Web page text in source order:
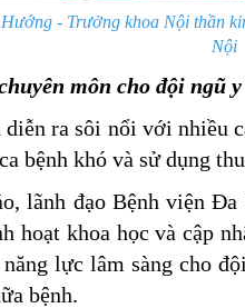
Hướng - Trưởng khoa Nội thần
Nội
môn cho đội ngũ
ra sôi nổi với nhiều
bệnh khó và sử dụng
lãnh đạo Bệnh viện
hoạt khoa học và cập
lực lâm sàng cho
bệnh.